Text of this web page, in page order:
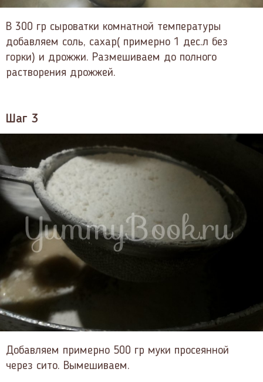
В 300 гр сыроватки комнатной температуры
добавляем соль, сахар( примерно 1 дес.л без
горки) и дрожжи. Размешиваем до полного
растворения дрожжей.
Шаг 3
Добавляем примерно 500 гр муки просеянной
через сито. Вымешиваем.